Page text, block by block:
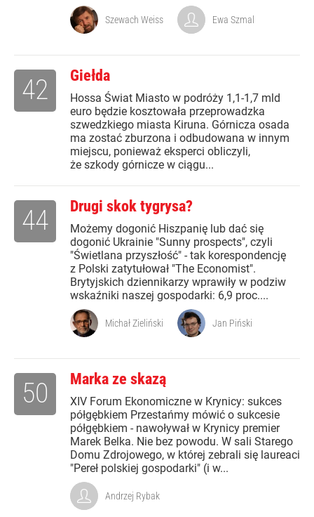
Szewach Weiss Ewa Szmal
Giełda
Hossa Świat Miasto w podróży 1,1-1,7 mld
euro będzie kosztowała przeprowadzka
szwedzkiego miasta Kiruna. Górnicza osada
ma zostać zburzona i odbudowana w innym
miejscu, ponieważ eksperci obliczyli,
że szkody górnicze w ciągu...
42
Drugi skok tygrysa?
Możemy dogonić Hiszpanię lub dać się
dogonić Ukrainie "Sunny prospects", czyli
"Świetlana przyszłość" - tak korespondencję
z Polski zatytułował "The Economist".
Brytyjskich dziennikarzy wprawiły w podziw
wskaźniki naszej gospodarki: 6,9 proc....
44
Michał Zieliński Jan Piński
Marka ze skazą
XIV Forum Ekonomiczne w Krynicy: sukces
półgębkiem Przestańmy mówić o sukcesie
półgębkiem - nawoływał w Krynicy premier
Marek Belka. Nie bez powodu. W sali Starego
Domu Zdrojowego, w której zebrali się laureaci
"Pereł polskiej gospodarki" (i w...
50
Andrzej Rybak